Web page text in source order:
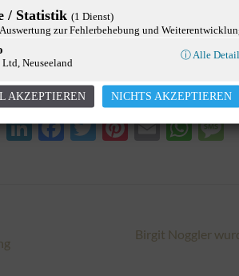
XINGLinkedIn
Facebook
Twitter
Pinterest
Email
Nächster
Birgit Noggler
/ Statistik (1 Dienst)
zur Fehlerbehebung und
Neuseeland
ⓘ Alle
AKZEPTIEREN NICHTS AKZEPTIEREN